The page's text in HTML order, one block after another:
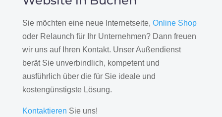
Sie möchten eine neue Internetseite, Online Shop
oder Relaunch für Ihr Unternehmen? Dann freuen
wir uns auf Ihren Kontakt. Unser Außendienst
berät Sie unverbindlich, kompetent und
ausführlich über die für Sie ideale und
kostengünstigste Lösung.
Kontaktieren Sie uns!